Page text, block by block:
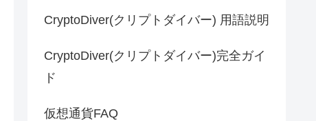
CryptoDiver(クリプトダイバー) 用語説明
CryptoDiver(クリプトダイバー)完全ガイ
ド
仮想通貨FAQ